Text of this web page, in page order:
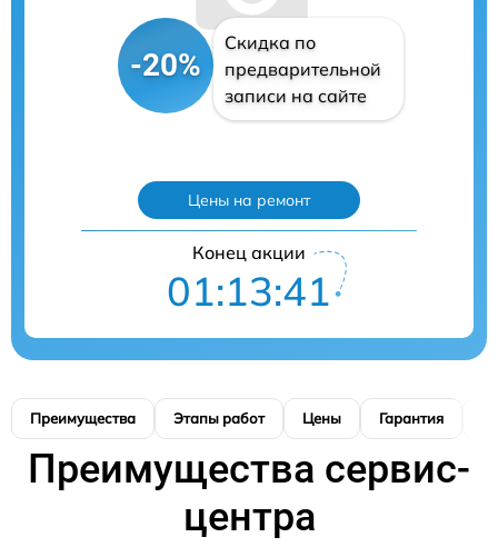
-20%
Скидка по
предварительной
записи на сайте
Цены на ремонт
Конец акции
01:13:40
Преимущества Этапы работ Цены Гарантия
Преимущества сервис-
центра